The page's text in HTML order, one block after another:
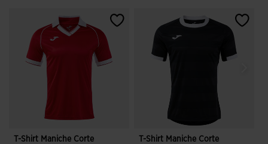
T-Shirt Maniche Corte
T-Shirt Maniche Corte